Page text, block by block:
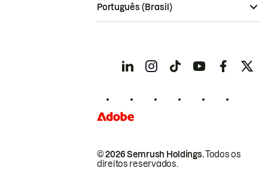
© 2026 Semrush Holdings.Todos os
direitos reservados.
Português (Brasil)